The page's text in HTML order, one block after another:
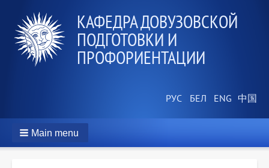
КАФЕДРА ДОВУЗОВСКОЙ
ПОДГОТОВКИ И
ПРОФОРИЕНТАЦИИ
Main menu